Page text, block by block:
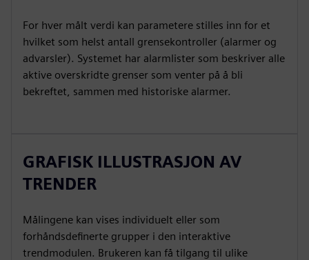
For hver målt verdi kan parametere stilles inn for et
hvilket som helst antall grensekontroller (alarmer og
advarsler). Systemet har alarmlister som beskriver alle
aktive overskridte grenser som venter på å bli
bekreftet, sammen med historiske alarmer.
GRAFISK ILLUSTRASJON AV
TRENDER
Målingene kan vises individuelt eller som
forhåndsdefinerte grupper i den interaktive
trendmodulen. Brukeren kan få tilgang til ulike